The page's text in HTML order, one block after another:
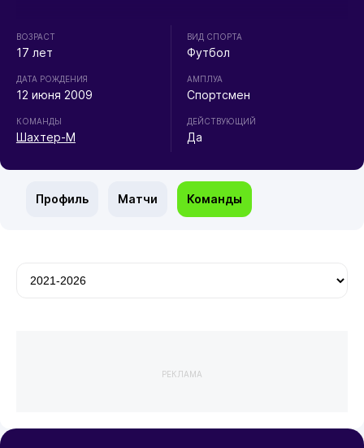
ВОЗРАСТ
17 лет
ДАТА РОЖДЕНИЯ
12 июня 2009
КОМАНДЫ
Шахтер-М
ВИД СПОРТА
Футбол
АМПЛУА
Спортсмен
ДЕЙСТВУЮЩИЙ
Да
Профиль Матчи Команды
РЕКЛАМА